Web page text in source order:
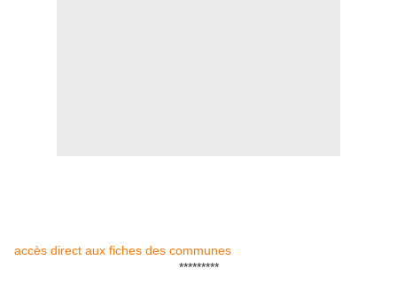
accès direct aux fiches des communes
*********